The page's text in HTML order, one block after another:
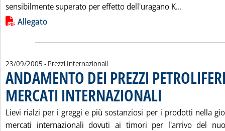
sensibilmente superato per effetto dell'uragano K...
Lista allegati PDF alla notizia
Allegato
23/09/2005 - Prezzi Internazionali
ANDAMENTO DEI PREZZI
MERCATI INTERNAZIONALI
Lievi rialzi per i greggi e più sostanziosi per i prodotti nella
mercati internazionali dovuti ai timori per l'arrivo del